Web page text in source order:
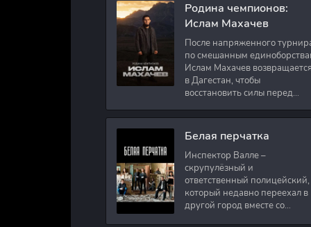
Родина чемпионов:
Ислам Махачев
После напряженного
по смешанным
Ислам Махачев возвращается
в Дагестан, чтобы
восстановить силы перед
Вместе с ним приезжают
оператор и интервьюер,
Белая перчатка
Инспектор Валле –
скрупулёзный и
ответственный полицейский,
который недавно переехал в
другой город вместе со